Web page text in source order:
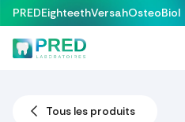
Se rendre au contenu
PREDEighteethVersahOsteoBiol
Tous les produits